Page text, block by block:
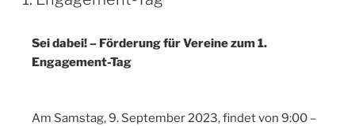
Sei dabei! – Förderung für Vereine zum 1.
Engagement-Tag
Am Samstag, 9. September 2023, findet von 9:00 –